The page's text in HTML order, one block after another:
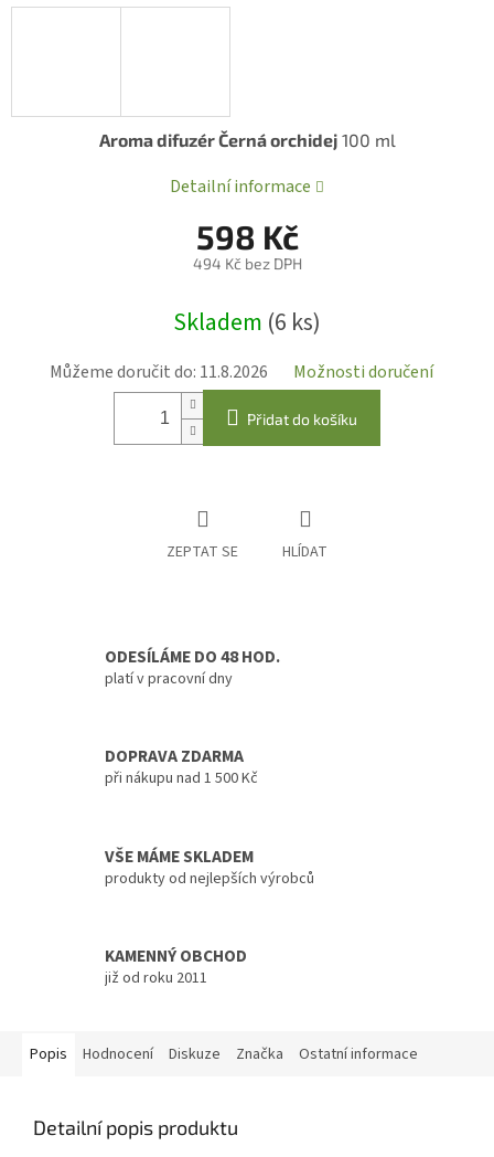
598 Kč
494 Kč bez DPH
cena:
Skladem (6 ks)
Můžeme doručit do: 11.8.2026 Možnosti doručení
Přidat do košíku
Aroma difuzér Černá orchidej100 ml
Detailní informace
ZEPTAT SE HLÍDAT
ODESÍLÁME DO 48 HOD.
platí v pracovní dny
DOPRAVA ZDARMA
při nákupu nad 1 500 Kč
VŠE MÁME SKLADEM
produkty od nejlepších výrobců
KAMENNÝ OBCHOD
již od roku 2011
Popis Hodnocení Diskuze Značka Ostatní informace
Detailní popis produktu